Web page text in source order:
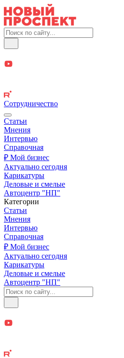
Сотрудничество
Статьи
Мнения
Интервью
Справочная
₽ Мой бизнес
Актуально сегодня
Карикатуры
Деловые и смелые
Автоцентр "НП"
Категории
Статьи
Мнения
Интервью
Справочная
₽ Мой бизнес
Актуально сегодня
Карикатуры
Деловые и смелые
Автоцентр "НП"